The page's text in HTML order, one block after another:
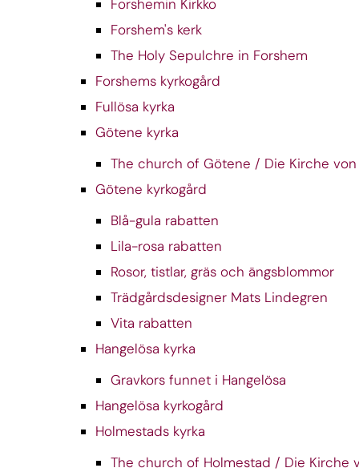
Forshemin Kirkko
Forshem's kerk
The Holy Sepulchre in Forshem
Forshems kyrkogård
Fullösa kyrka
Götene kyrka
The church of Götene / Die Kirche
Götene kyrkogård
Blå-gula rabatten
Lila-rosa rabatten
Rosor, tistlar, gräs och ängsblommor
Trädgårdsdesigner Mats Lindegren
Vita rabatten
Hangelösa kyrka
Gravkors funnet i Hangelösa
Hangelösa kyrkogård
Holmestads kyrka
The church of Holmestad / Die Kirche